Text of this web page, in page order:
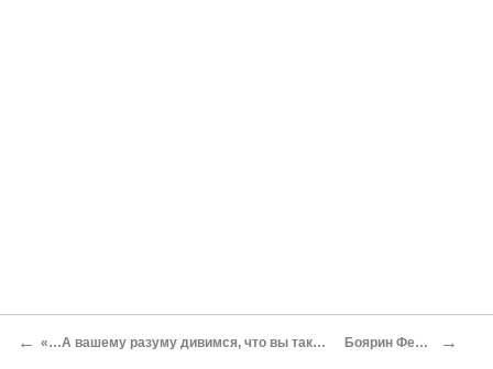
← «…А вашему разуму дивимся, что вы таким плутням веры имете…»: легенда о «царевиче Петре» и русские бастарды Боярин Федор Иванович Шереметев →